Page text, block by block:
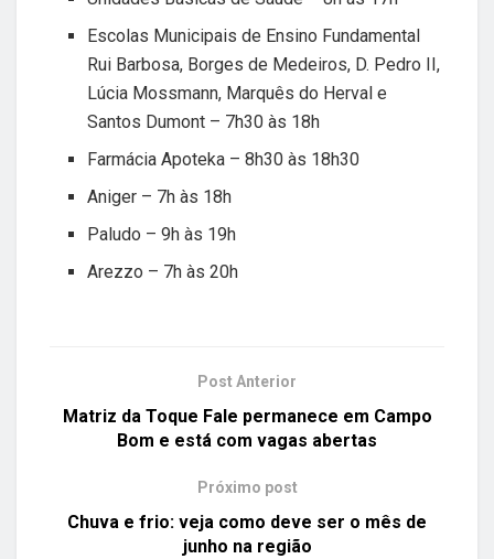
Escolas Municipais de Ensino Fundamental
Rui Barbosa, Borges de Medeiros, D. Pedro II,
Lúcia Mossmann, Marquês do Herval e
Santos Dumont – 7h30 às 18h
Farmácia Apoteka – 8h30 às 18h30
Aniger – 7h às 18h
Paludo – 9h às 19h
Arezzo – 7h às 20h
Post Anterior
Matriz da Toque Fale permanece em Campo
Bom e está com vagas abertas
Próximo post
Chuva e frio: veja como deve ser o mês de
junho na região